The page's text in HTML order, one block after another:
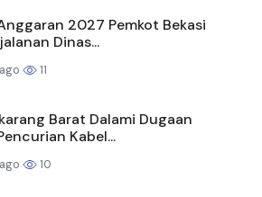
2027 Pemkot Bekasi
Dinas...
11
Barat Dalami Dugaan
Kabel...
10